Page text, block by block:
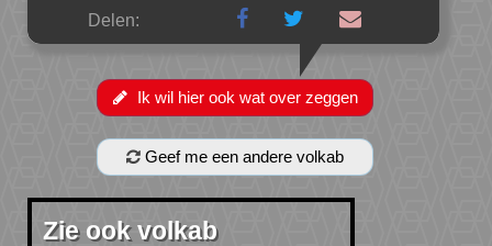
Delen:
Ik wil hier ook wat over zeggen
Geef me een andere volkab
Zie ook volkab